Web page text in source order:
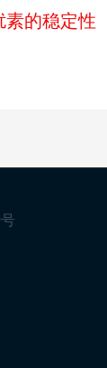
素的稳定性